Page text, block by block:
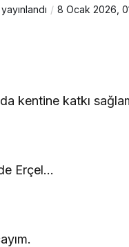
yayınlandı 8 Ocak 2026,
da kentine katkı
Erçel…